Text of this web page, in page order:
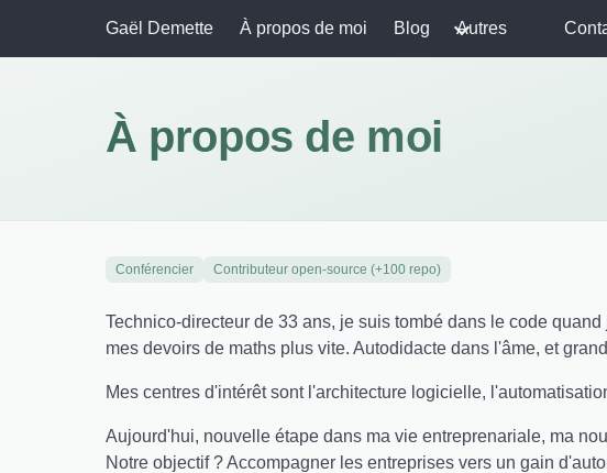
Gaël Demette À propos de moi Blog Autres
À propos de moi
Conférencier Contributeur open-source (+100 repo)
Technico-directeur de 33 ans, je suis tombé dans le code
mes devoirs de maths plus vite. Autodidacte dans l'âme, et
Mes centres d'intérêt sont l'architecture logicielle,
Aujourd'hui, nouvelle étape dans ma vie entreprenariale, ma
Notre objectif ? Accompagner les entreprises vers un gain